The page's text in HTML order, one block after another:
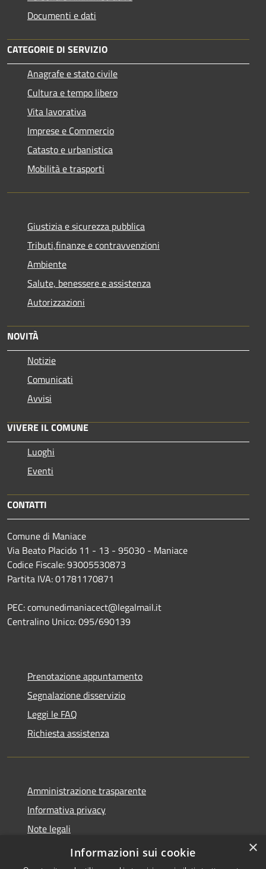
Documenti e dati
CATEGORIE DI SERVIZIO
Anagrafe e stato civile
Cultura e tempo libero
Vita lavorativa
Imprese e Commercio
Catasto e urbanistica
Mobilità e trasporti
Giustizia e sicurezza pubblica
Tributi,finanze e contravvenzioni
Ambiente
Salute, benessere e assistenza
Autorizzazioni
NOVITÀ
Notizie
Comunicati
Avvisi
VIVERE IL COMUNE
Luoghi
Eventi
CONTATTI
Comune di Maniace
Via Beato Placido 11 - 13 - 95030 - Maniace
Codice Fiscale: 93005530873
Partita IVA: 01781170871
PEC: comunedimaniacect@legalmail.it
Centralino Unico: 095/690139
Prenotazione appuntamento
Segnalazione disservizio
Leggi le FAQ
Richiesta assistenza
Amministrazione trasparente
Informativa privacy
Note legali
Dichiarazione di accessibilità
×
Informazioni sui cookie